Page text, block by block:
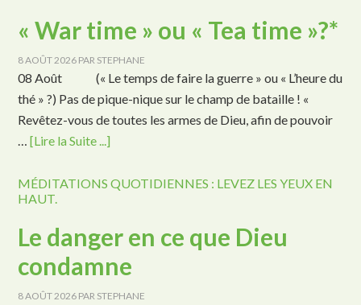
« War time » ou « Tea time »?*
8 AOÛT 2026 PAR STEPHANE
08 Août (« Le temps de faire la guerre » ou « L’heure du
thé » ?) Pas de pique-nique sur le champ de bataille ! «
Revêtez-vous de toutes les armes de Dieu, afin de pouvoir
…[Lire la Suite ...]
MÉDITATIONS QUOTIDIENNES : LEVEZ LES YEUX EN
HAUT.
Le danger en ce que Dieu
condamne
8 AOÛT 2026 PAR STEPHANE